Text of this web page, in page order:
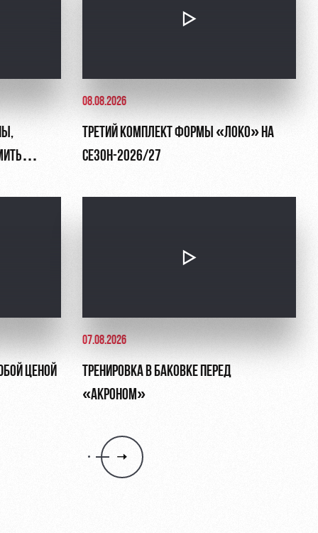
08.08.2026
ТРЕТИЙ КОМПЛЕКТ ФОРМЫ «ЛОКО» НА
СЕЗОН-2026/27
ЦЕНОЙ
07.08.2026
ТРЕНИРОВКА В БАКОВКЕ ПЕРЕД
«АКРОНОМ»